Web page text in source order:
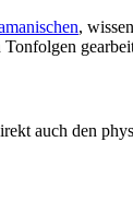
,
auch den